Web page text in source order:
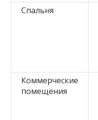
Спальня
Коммерческие
помещения